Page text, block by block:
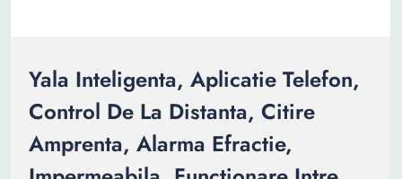
Yala Inteligenta, Aplicatie Telefon,
Control De La Distanta, Citire
Amprenta, Alarma Efractie,